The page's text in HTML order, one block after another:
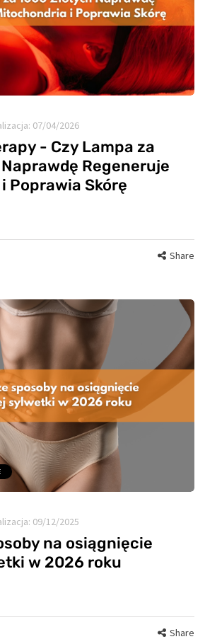
07/04/2026
- Czy Lampa za
Regeneruje
Poprawia Skórę
Share
09/12/2025
na osiągnięcie
w 2026 roku
Share